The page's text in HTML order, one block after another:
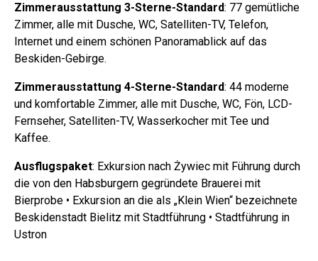
Zimmerausstattung 3-Sterne-Standard: 77 gemütliche
Zimmer, alle mit Dusche, WC, Satelliten-TV, Telefon,
Internet und einem schönen Panoramablick auf das
Beskiden-Gebirge.
Zimmerausstattung 4-Sterne-Standard: 44 moderne
und komfortable Zimmer, alle mit Dusche, WC, Fön, LCD-
Fernseher, Satelliten-TV, Wasserkocher mit Tee und
Kaffee.
Ausflugspaket: Exkursion nach Żywiec mit Führung durch
die von den Habsburgern gegründete Brauerei mit
Bierprobe • Exkursion an die als „Klein Wien“ bezeichnete
Beskidenstadt Bielitz mit Stadtführung • Stadtführung in
Ustron